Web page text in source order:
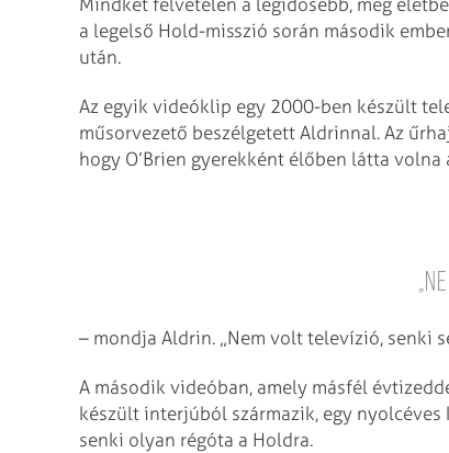
a legelső Hold-misszió során második
után.
Az egyik videóklip egy 2000-ben készült
műsorvezető beszélgetett Aldrinnal. Az
hogy O’Brien gyerekként élőben látta volna
– mondja Aldrin. „Nem volt televízió, senki
A második videóban, amely másfél
készült interjúból származik, egy
senki olyan régóta a Holdra.